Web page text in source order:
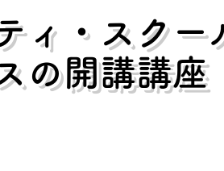
ィ・スクー
の開講講座